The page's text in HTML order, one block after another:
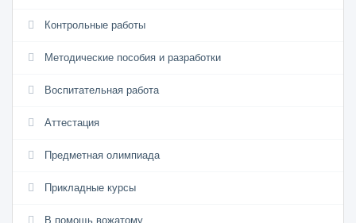
Контрольные работы
Методические пособия и разработки
Воспитательная работа
Аттестация
Предметная олимпиада
Прикладные курсы
В помощь вожатому